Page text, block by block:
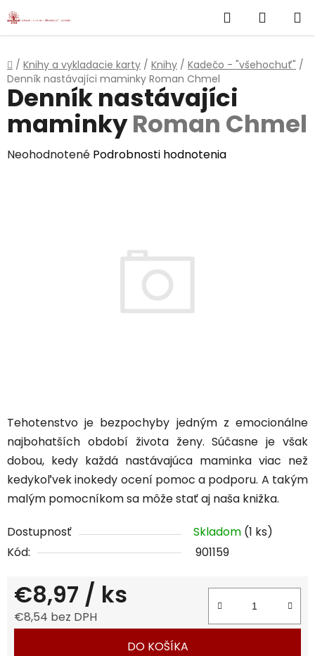
Prejsť
na
Hľadať
KOŠÍK
Domov
/ Knihy a vykladacie karty / Knihy / Kadečo - "všehochuť" /
Denník nastávajíci maminky Roman Chmel
Tehotenstvo je bezpochyby jedným z emocionálne
najbohatších období života ženy. Súčasne je však
dobou, kedy každá nastávajúca maminka viac než
kedykoľvek inokedy ocení pomoc a podporu. A takým
malým pomocníkom sa môže stať aj naša knižka.
Dostupnosť Skladom (1 ks)
Kód:
901159
€8,97 / ks
€8,54 bez DPH
DO KOŠÍKA
Denník nastávajíci
maminkyRoman Chmel
Priemerné
Neohodnotené Podrobnosti hodnotenia